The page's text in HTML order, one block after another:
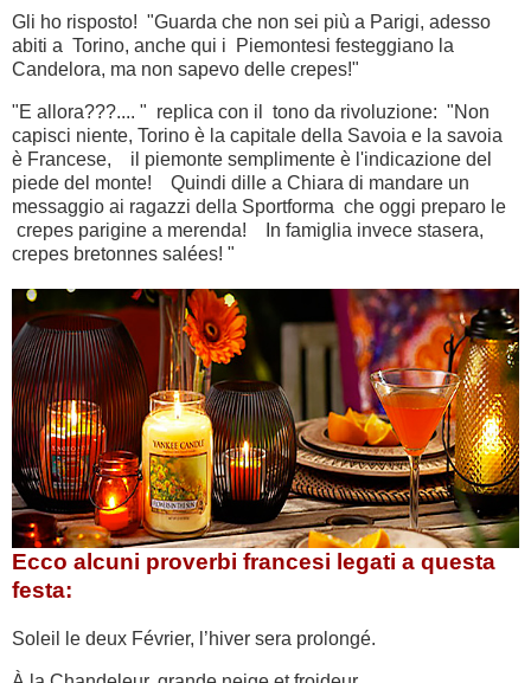
Gli ho risposto! "Guarda che non sei più a Parigi, adesso
abiti a Torino, anche qui i Piemontesi festeggiano la
Candelora, ma non sapevo delle crepes!"
"E allora???.... " replica con il tono da rivoluzione: "Non
capisci niente, Torino è la capitale della Savoia e la savoia
è Francese, il piemonte semplimente è l'indicazione del
piede del monte! Quindi dille a Chiara di mandare un
messaggio ai ragazzi della Sportforma che oggi preparo le
crepes parigine a merenda! In famiglia invece stasera,
crepes bretonnes salées! "
Ecco alcuni proverbi francesi legati a questa
festa:
Soleil le deux Février, l’hiver sera prolongé.